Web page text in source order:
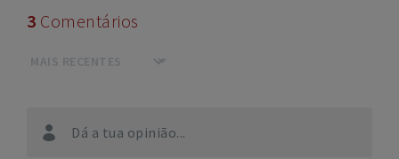
Dá a tua opinião...
3 Comentários